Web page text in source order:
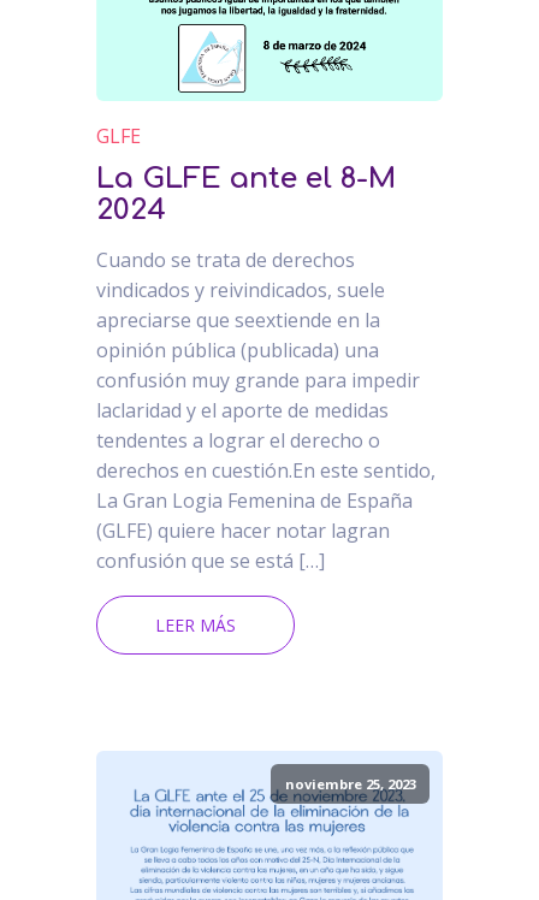
GLFE
La GLFE ante el 8-M
2024
Cuando se trata de derechos
vindicados y reivindicados, suele
apreciarse que seextiende en la
opinión pública (publicada) una
confusión muy grande para impedir
laclaridad y el aporte de medidas
tendentes a lograr el derecho o
derechos en cuestión.En este sentido,
La Gran Logia Femenina de España
(GLFE) quiere hacer notar lagran
confusión que se está […]
LEER MÁS
noviembre 25, 2023